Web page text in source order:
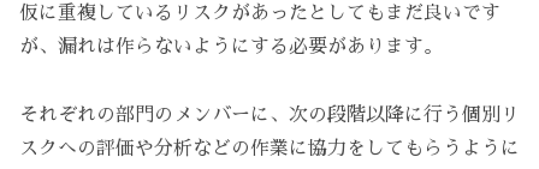
仮に重複しているリスクがあったとしてもまだ良いです
が、漏れは作らないようにする必要があります。
それぞれの部門のメンバーに、次の段階以降に行う個別リ
スクへの評価や分析などの作業に協力をしてもらうように